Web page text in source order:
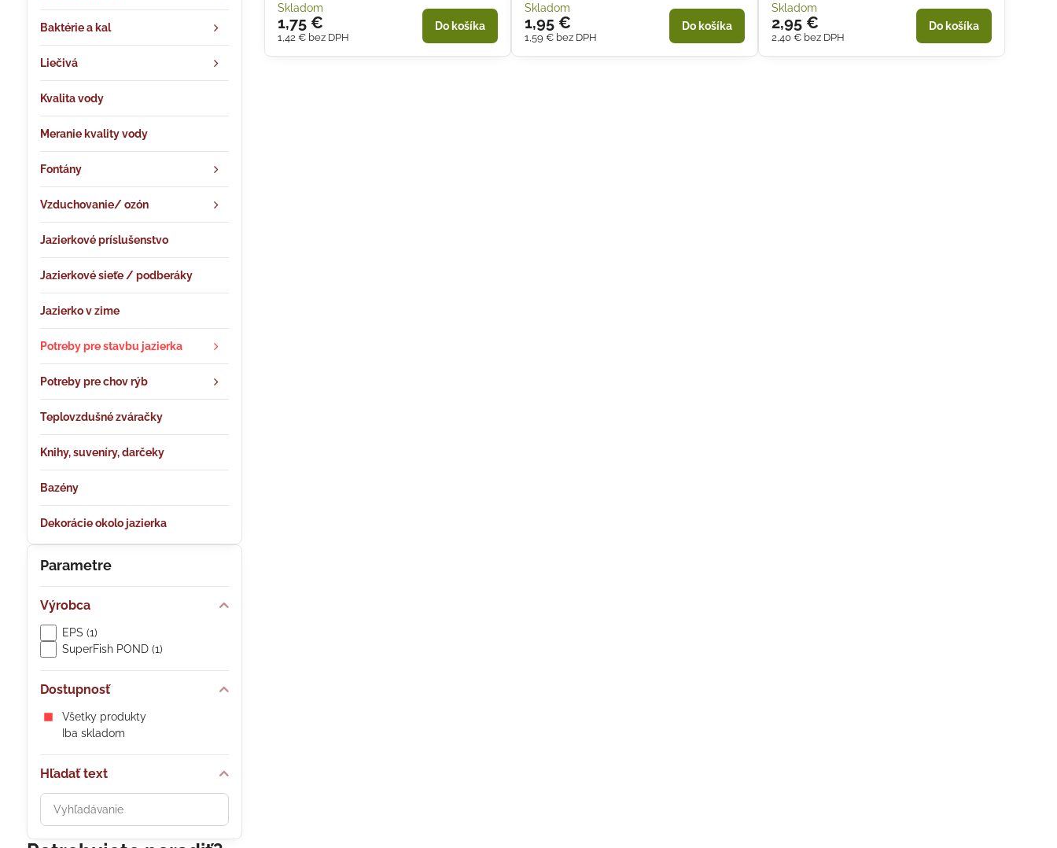
Skladom
1,75 €
1,42 € bez DPH
Do košíka
Skladom
1,95 €
1,59 € bez DPH
Do košíka
Skladom
2,95 €
2,40 € bez DPH
Do košíka
Parametre
Výrobca
EPS (1)
SuperFish POND (1)
Dostupnosť
Všetky produkty
Iba skladom
Hľadať text
Prehľadať
výsledky
filtra
Baktérie a kal
Liečivá
Kvalita vody
Meranie kvality vody
Fontány
Vzduchovanie/ ozón
Jazierkové príslušenstvo
Jazierkové sieťe / podberáky
Jazierko v zime
Potreby pre stavbu jazierka
Potreby pre chov rýb
Teplovzdušné zváračky
Knihy, suveníry, darčeky
Bazény
Dekorácie okolo jazierka